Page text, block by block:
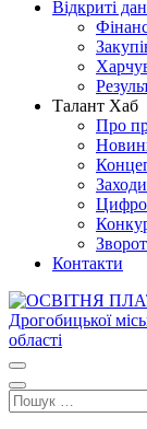
Відкриті
Талант Хаб
Про
Заходи
Контакти
Дрогобицької
Пошук: